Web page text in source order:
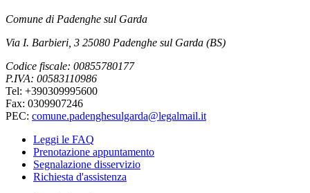
Comune di Padenghe sul Garda
Via I. Barbieri, 3 25080 Padenghe sul Garda (BS)
Codice fiscale: 00855780177
P.IVA: 00583110986
Tel: +390309995600
Fax: 0309907246
PEC: comune.padenghesulgarda@legalmail.it
Leggi le FAQ
Prenotazione appuntamento
Segnalazione disservizio
Richiesta d'assistenza